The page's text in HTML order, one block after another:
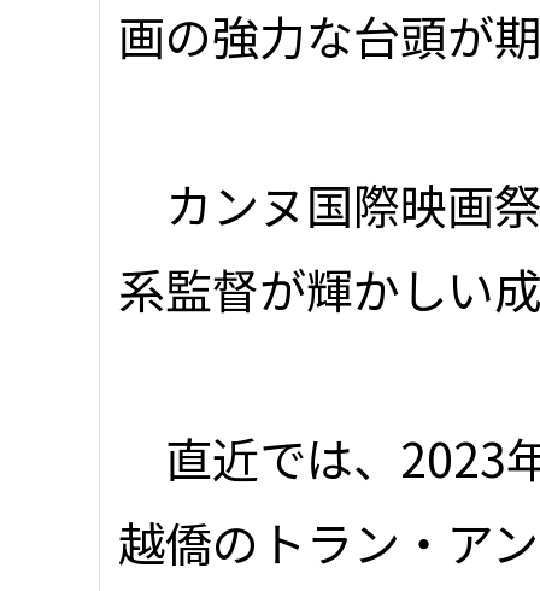
画の強力な台頭が
カンヌ国際映画
系監督が輝かしい
直近では、2023
越僑のトラン・ア